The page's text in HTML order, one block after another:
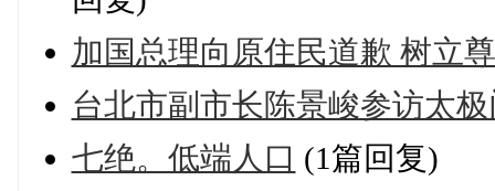
加国总理向原住民道歉 树立
台北市副市长陈景峻参访太极
七绝。低端人口 (1篇回复)